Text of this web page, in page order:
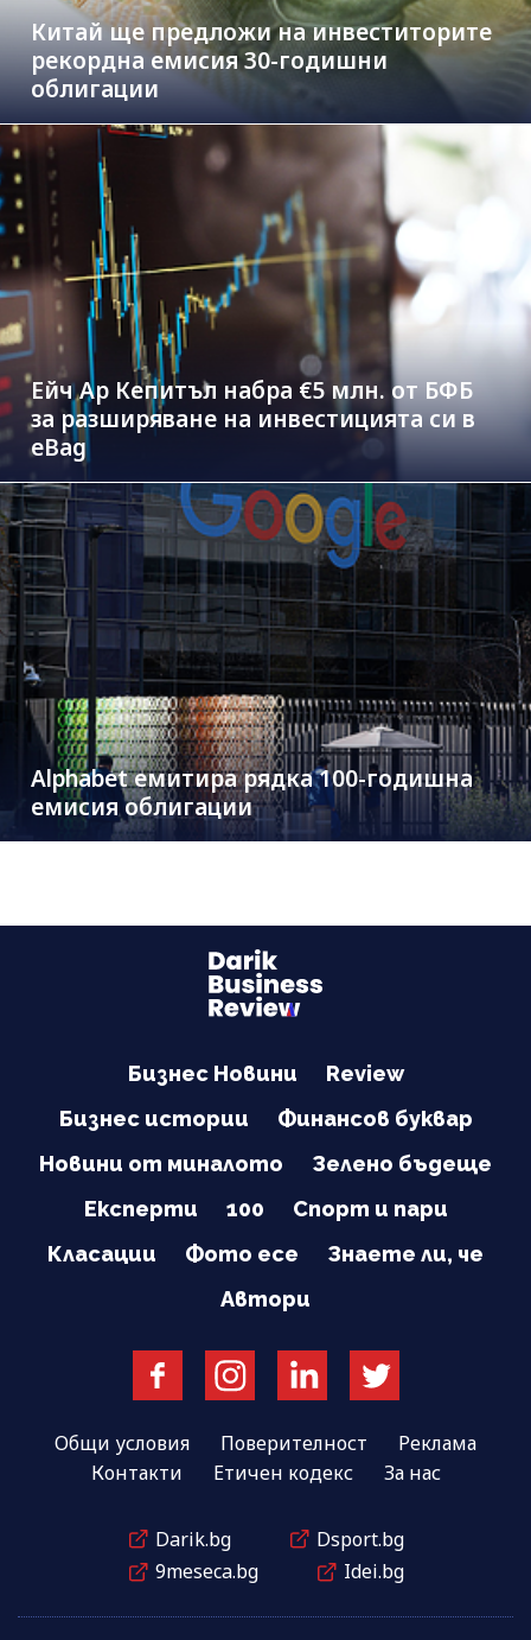
Китай ще предложи на инвеститорите
рекордна емисия 30-годишни
облигации
Ейч Ар Кепитъл набра €5 млн. от БФБ
за разширяване на инвестицията си в
eBag
Alphabet емитира рядка 100-годишна
емисия облигации
Бизнес Новини
Review
Бизнес истории
Финансов буквар
Новини от миналото
Зелено бъдеще
Експерти
100
Спорт и пари
Класации
Фото есе
Знаете ли, че
Автори
Общи условия Поверителност
Реклама
Контакти
Етичен кодекс За нас
Darik.bg
Dsport.bg
9meseca.bg
Idei.bg